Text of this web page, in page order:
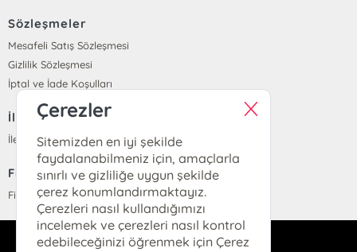
Sözleşmeler
Mesafeli Satış Sözleşmesi
Gizlilik Sözleşmesi
İptal ve İade Koşulları
İletişim
İletişim
Fiyat Listesi
Fiyat Listesi
info@parolakitap.com
Çerezler
Sitemizden en iyi şekilde
faydalanabilmeniz için, amaçlarla
sınırlı ve gizliliğe uygun şekilde
çerez konumlandırmaktayız.
Çerezleri nasıl kullandığımızı
incelemek ve çerezleri nasıl kontrol
edebileceğinizi öğrenmek için Çerez